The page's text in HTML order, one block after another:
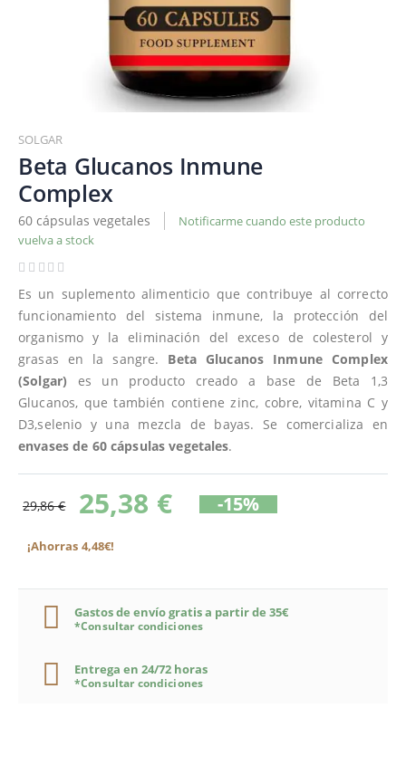
al
comienzo
de
la
galería
de
SOLGAR
Beta Glucanos Inmune
Complex
60 cápsulas vegetales
Notificarme cuando este producto
vuelva a stock
Es un suplemento alimenticio que contribuye al correcto
funcionamiento del sistema inmune, la protección del
organismo y la eliminación del exceso de colesterol y
grasas en la sangre. Beta Glucanos Inmune Complex
(Solgar) es un producto creado a base de Beta 1,3
Glucanos, que también contiene zinc, cobre, vitamina C y
D3,selenio y una mezcla de bayas. Se comercializa en
envases de 60 cápsulas vegetales.
29,86 € 25,38 € -15%
¡Ahorras 4,48€!
Gastos de envío gratis a partir de 35€
*Consultar condiciones
Entrega en 24/72 horas
*Consultar condiciones